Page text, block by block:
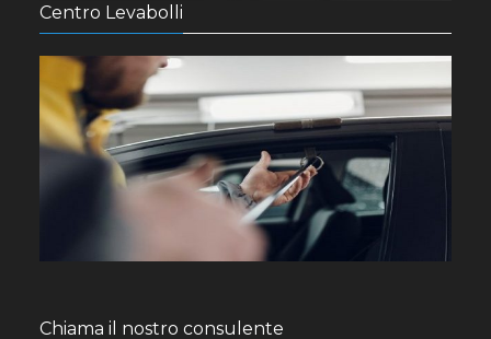
Centro Levabolli
Chiama il nostro consulente